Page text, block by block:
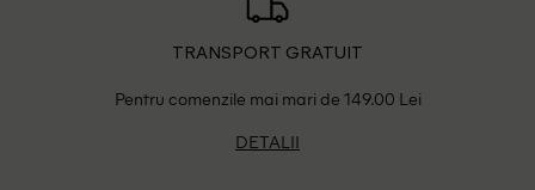
TRANSPORT GRATUIT
Pentru comenzile mai mari de 149.00 Lei
DETALII